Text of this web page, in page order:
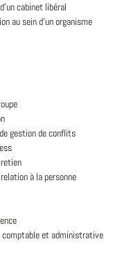
cabinet libéral
au sein d'un organisme
gestion de conflits
à la personne
comptable et administrative